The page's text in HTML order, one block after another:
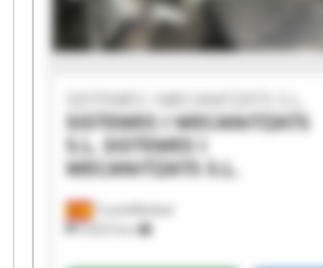
Castellbisbal
9,423 km
SISTEMES I MECANITZATS S.L.
SISTEMES I MECANITZATS
S.L. SISTEMES I
MECANITZATS S.L.